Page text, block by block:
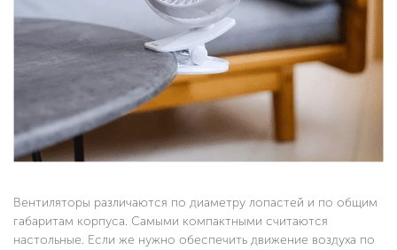
Вентиляторы различаются по диаметру лопастей и по общим
габаритам корпуса. Самыми компактными считаются
настольные. Если же нужно обеспечить движение воздуха по